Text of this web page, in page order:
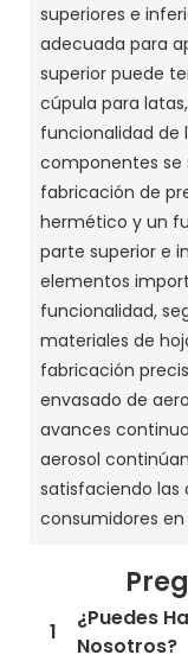
superiores e
adecuada para
superior puede
cúpula para
funcionalidad de
componentes se
fabricación de
hermético y un
parte superior e
elementos
funcionalidad,
materiales de
fabricación
envasado de
avances
aerosol
satisfaciendo las
consumidores
1
¿Puedes
Nosotros?